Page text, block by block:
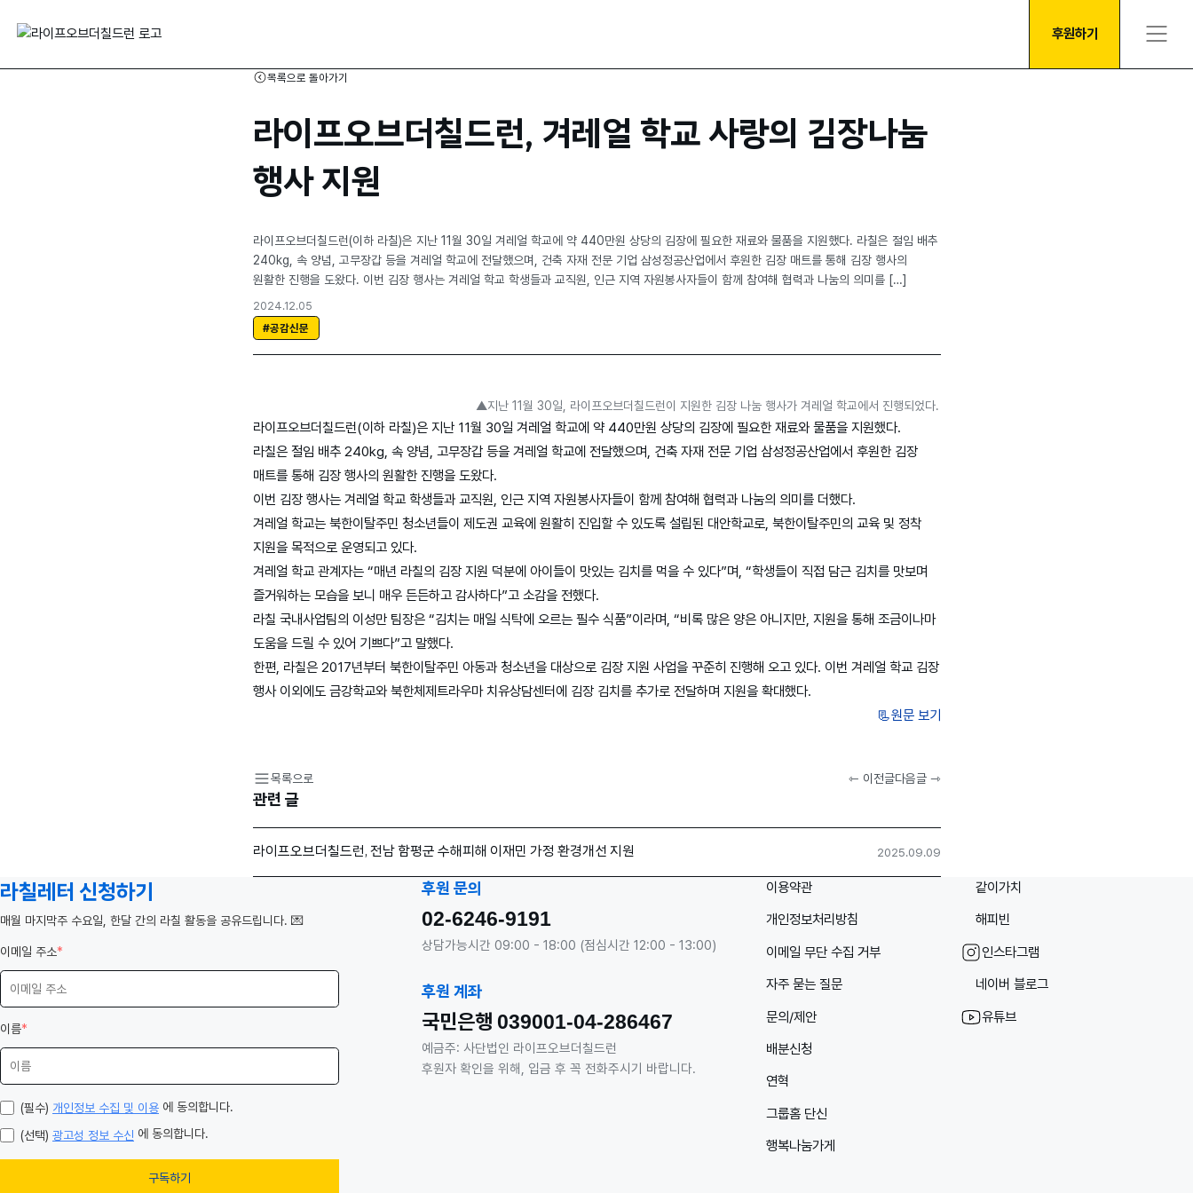
후원하기
목록으로 돌아가기
라이프오브더칠드런, 겨레얼 학교 사랑의 김장나눔
행사 지원
라이프오브더칠드런(이하 라칠)은 지난 11월 30일 겨레얼 학교에 약 440만원 상당의 김장에 필요한 재료와 물품을 지원했다. 라칠은 절임 배추
240kg, 속 양념, 고무장갑 등을 겨레얼 학교에 전달했으며, 건축 자재 전문 기업 삼성정공산업에서 후원한 김장 매트를 통해 김장 행사의
원활한 진행을 도왔다. 이번 김장 행사는 겨레얼 학교 학생들과 교직원, 인근 지역 자원봉사자들이 함께 참여해 협력과 나눔의 의미를 […]
2024.12.05
#공감신문
▲지난 11월 30일, 라이프오브더칠드런이 지원한 김장 나눔 행사가 겨레얼 학교에서 진행되었다.
라이프오브더칠드런(이하 라칠)은 지난 11월 30일 겨레얼 학교에 약 440만원 상당의 김장에 필요한 재료와 물품을 지원했다.
라칠은 절임 배추 240kg, 속 양념, 고무장갑 등을 겨레얼 학교에 전달했으며, 건축 자재 전문 기업 삼성정공산업에서 후원한 김장
매트를 통해 김장 행사의 원활한 진행을 도왔다.
이번 김장 행사는 겨레얼 학교 학생들과 교직원, 인근 지역 자원봉사자들이 함께 참여해 협력과 나눔의 의미를 더했다.
겨레얼 학교는 북한이탈주민 청소년들이 제도권 교육에 원활히 진입할 수 있도록 설립된 대안학교로, 북한이탈주민의 교육 및 정착
지원을 목적으로 운영되고 있다.
겨레얼 학교 관계자는 “매년 라칠의 김장 지원 덕분에 아이들이 맛있는 김치를 먹을 수 있다”며, “학생들이 직접 담근 김치를 맛보며
즐거워하는 모습을 보니 매우 든든하고 감사하다”고 소감을 전했다.
라칠 국내사업팀의 이성만 팀장은 “김치는 매일 식탁에 오르는 필수 식품”이라며, “비록 많은 양은 아니지만, 지원을 통해 조금이나마
도움을 드릴 수 있어 기쁘다”고 말했다.
한편, 라칠은 2017년부터 북한이탈주민 아동과 청소년을 대상으로 김장 지원 사업을 꾸준히 진행해 오고 있다. 이번 겨레얼 학교 김장
행사 이외에도 금강학교와 북한체제트라우마 치유상담센터에 김장 김치를 추가로 전달하며 지원을 확대했다.
📃원문 보기
목록으로 ⇽ 이전글다음글 ⇾
관련 글
라이프오브더칠드런, 전남 함평군 수해피해 이재민 가정 환경개선 지원 2025.09.09
라칠레터 신청하기
️매월 마지막주 수요일, 한달 간의 라칠 활동을 공유드립니다. 💌
이메일 주소*
이름*
(필수) 개인정보 수집 및 이용 에 동의합니다.
(선택) 광고성 정보 수신 에 동의합니다.
구독하기
후원 문의
02-6246-9191
상담가능시간 09:00 - 18:00 (점심시간 12:00 - 13:00)
후원 계좌
국민은행 039001-04-286467
예금주: 사단법인 라이프오브더칠드런
후원자 확인을 위해, 입금 후 꼭 전화주시기 바랍니다.
이용약관
개인정보처리방침
이메일 무단 수집 거부
자주 묻는 질문
문의/제안
배분신청
연혁
그룹홈 단신
행복나눔가게
같이가치
해피빈
인스타그램
네이버 블로그
유튜브